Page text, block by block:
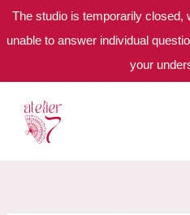
The studio is temporarily closed,
unable to answer individual
your
content